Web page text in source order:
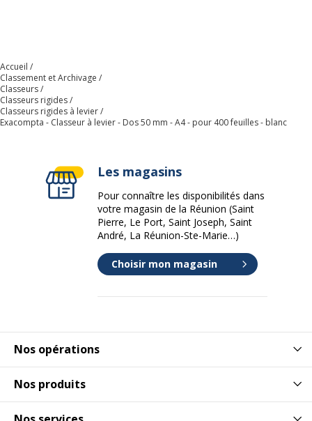
Accueil
Classement et Archivage
Classeurs
Classeurs rigides
Classeurs rigides à levier
Exacompta - Classeur à levier - Dos 50 mm - A4 - pour 400 feuilles - blanc
Nos opérations
Nos produits
Les magasins
Pour connaître les disponibilités dans
votre magasin de la Réunion (Saint
Pierre, Le Port, Saint Joseph, Saint
André, La Réunion-Ste-Marie…)
Choisir mon magasin